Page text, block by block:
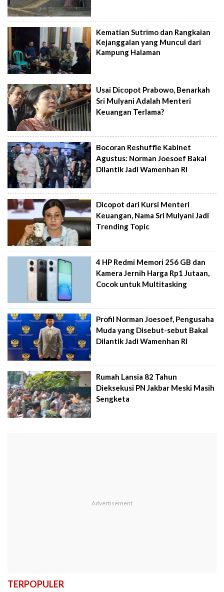
Kematian Sutrimo dan Rangkaian
Kejanggalan yang Muncul dari
Kampung Halaman
Usai Dicopot Prabowo, Benarkah
Sri Mulyani Adalah Menteri
Keuangan Terlama?
Bocoran Reshuffle Kabinet
Agustus: Norman Joesoef Bakal
Dilantik Jadi Wamenhan RI
Dicopot dari Kursi Menteri
Keuangan, Nama Sri Mulyani Jadi
Trending Topic
4 HP Redmi Memori 256 GB dan
Kamera Jernih Harga Rp1 Jutaan,
Cocok untuk Multitasking
Profil Norman Joesoef, Pengusaha
Muda yang Disebut-sebut Bakal
Dilantik Jadi Wamenhan RI
Rumah Lansia 82 Tahun
Dieksekusi PN Jakbar Meski Masih
Sengketa
TERPOPULER